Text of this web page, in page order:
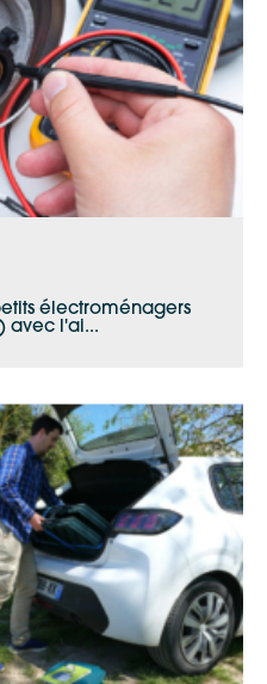
électroménagers
avec l'ai...
Allow